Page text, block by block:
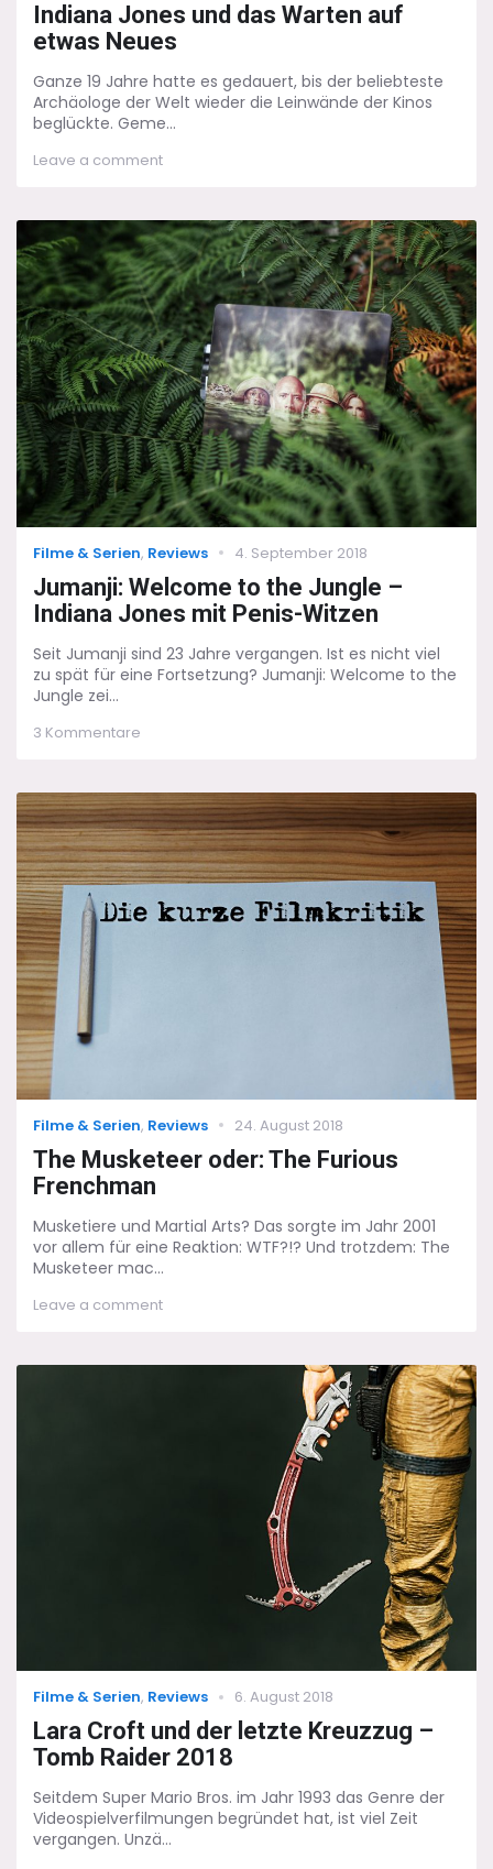
Indiana Jones und das Warten auf
etwas Neues
Ganze 19 Jahre hatte es gedauert, bis der beliebteste
Archäologe der Welt wieder die Leinwände der Kinos
beglückte. Geme...
Leave a commenton
und
das
Warten
auf
etwas
Neues
Categories
Filme & Serien, Reviews
Posted
4. September 2018
Jumanji: Welcome to the Jungle –
Indiana Jones mit Penis-Witzen
Seit Jumanji sind 23 Jahre vergangen. Ist es nicht viel
zu spät für eine Fortsetzung? Jumanji: Welcome to the
Jungle zei...
3 Kommentare
to
the
Jungle
–
Indiana
Jones
mit
Penis-
Categories
Filme & Serien, Reviews
Posted
24. August 2018
The Musketeer oder: The Furious
Frenchman
Musketiere und Martial Arts? Das sorgte im Jahr 2001
vor allem für eine Reaktion: WTF?!? Und trotzdem: The
Musketeer mac...
Leave a commenton
oder:
Categories
Filme & Serien, Reviews
Posted
on
6. August 2018
Lara Croft und der letzte Kreuzzug –
Tomb Raider 2018
Seitdem Super Mario Bros. im Jahr 1993 das Genre der
Videospielverfilmungen begründet hat, ist viel Zeit
vergangen. Unzä...